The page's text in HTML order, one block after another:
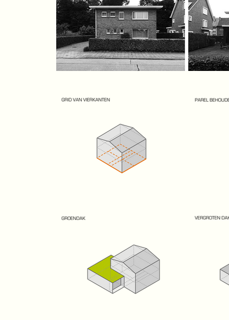
toevoegen aan het project. De bestaande woning wordt volledig gestript en
flauw hellende dak samen met de achterbouwen afgebroken. In plaats
komt een sterk hellend zadeldak en een nieuwe aanbouw van 1 niveau die in
grid van het gelijkvloers wordt geschoven. Het volume met zadeldak
volledig geïsoleerd en in één beweging ingepakt met licht grijze gevelpannen.
strakke volume wordt op die manier benadrukt en clean uitgevoerd
dakgoten. De nieuwe aanbouw contrasteert met witte kleur en grote